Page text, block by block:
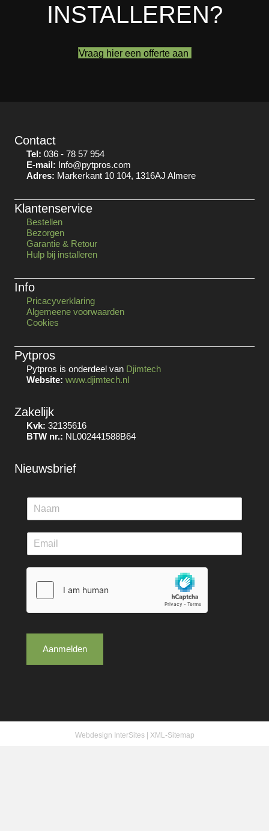
INSTALLEREN?
Vraag hier een offerte aan
Contact
Tel: 036 - 78 57 954
E-mail: Info@pytpros.com
Adres: Markerkant 10 104, 1316AJ Almere
Klantenservice
Bestellen
Bezorgen
Garantie & Retour
Hulp bij installeren
Info
Pricacyverklaring
Algemeene voorwaarden
Cookies
Pytpros
Pytpros is onderdeel van Djimtech
Website: www.djimtech.nl
Zakelijk
Kvk: 32135616
BTW nr.: NL002441588B64
Nieuwsbrief
Aanmelden
Webdesign InterSites| XML-Sitemap